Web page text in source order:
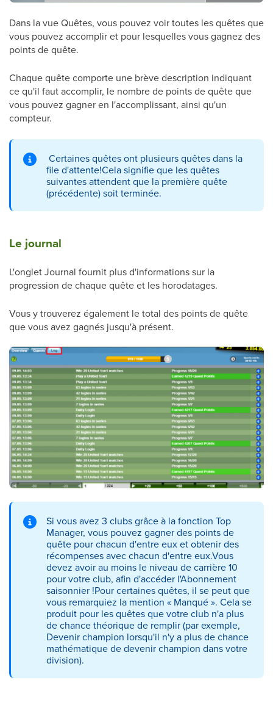
Dans la vue Quêtes, vous pouvez voir toutes les quêtes que
vous pouvez accomplir et pour lesquelles vous gagnez des
points de quête.
Chaque quête comporte une brève description indiquant
ce qu'il faut accomplir, le nombre de points de quête que
vous pouvez gagner en l'accomplissant, ainsi qu'un
compteur.
Certaines quêtes ont plusieurs quêtes dans la
file d'attente!Cela signifie que les quêtes
suivantes attendent que la première quête
(précédente) soit terminée.
Le journal
L'onglet Journal fournit plus d'informations sur la
progression de chaque quête et les horodatages.
Vous y trouverez également le total des points de quête
que vous avez gagnés jusqu'à présent.
Si vous avez 3 clubs grâce à la fonction Top
Manager, vous pouvez gagner des points de
quête pour chacun d'entre eux et obtenir des
récompenses avec chacun d'entre eux.Vous
devez avoir au moins le niveau de carrière 10
pour votre club, afin d'accéder l'Abonnement
saisonnier !Pour certaines quêtes, il se peut que
vous remarquiez la mention « Manqué ». Cela se
produit pour les quêtes que votre club n'a plus
de chance théorique de remplir (par exemple,
Devenir champion lorsqu'il n'y a plus de chance
mathématique de devenir champion dans votre
division).